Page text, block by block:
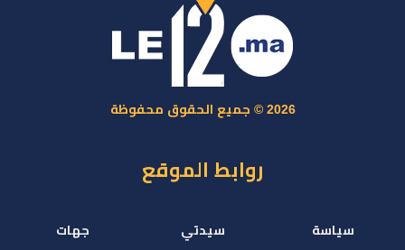
2026 © جميع الحقوق محفوظة
روابط الموقع
سياسة سيدتي جهات